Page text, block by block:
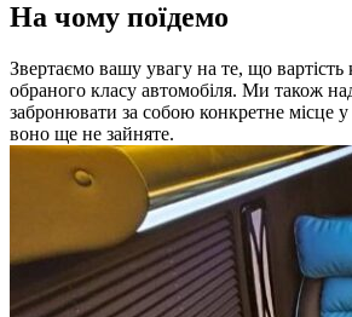
На чому поїдемо
Звертаємо вашу увагу на те, що вартість
обраного класу автомобіля. Ми також
забронювати за собою конкретне місце
воно ще не зайняте.